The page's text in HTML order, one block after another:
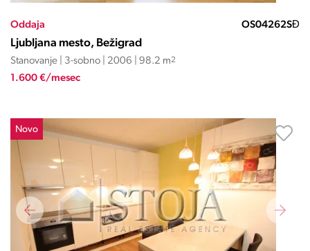
Oddaja OS04262SĐ
Ljubljana mesto, Bežigrad
Stanovanje | 3-sobno | 2006 | 98.2 m2
1.600 €/mesec
Novo